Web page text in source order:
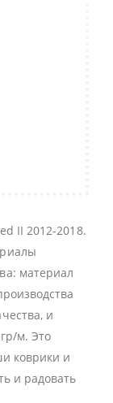
II 2012-2018.
материал
и
м. Это
коврики и
и радовать